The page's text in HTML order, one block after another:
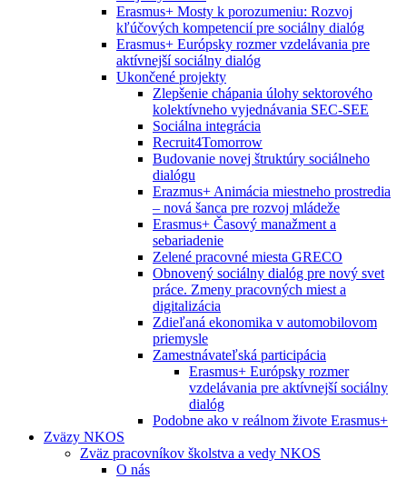
Erasmus+ Mosty k porozumeniu: Rozvoj
kľúčových kompetencií pre sociálny dialóg
Erasmus+ Európsky rozmer vzdelávania pre
aktívnejší sociálny dialóg
Ukončené projekty
Zlepšenie chápania úlohy sektorového
kolektívneho vyjednávania SEC-SEE
Sociálna integrácia
Recruit4Tomorrow
Budovanie novej štruktúry sociálneho
dialógu
Erazmus+ Animácia miestneho prostredia
– nová šanca pre rozvoj mládeže
Erasmus+ Časový manažment a
sebariadenie
Zelené pracovné miesta GRECO
Obnovený sociálny dialóg pre nový svet
práce. Zmeny pracovných miest a
digitalizácia
Zdieľaná ekonomika v automobilovom
priemysle
Zamestnávateľská participácia
Erasmus+ Európsky rozmer
vzdelávania pre aktívnejší sociálny
dialóg
Podobne ako v reálnom živote Erasmus+
Zväzy NKOS
Zväz pracovníkov školstva a vedy NKOS
O nás